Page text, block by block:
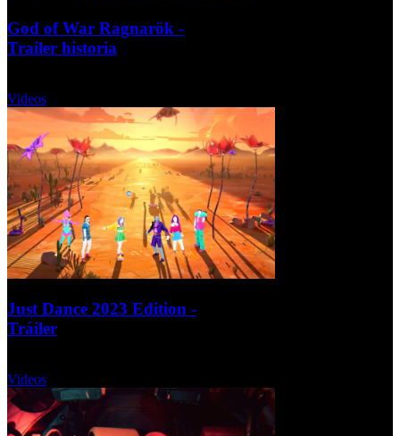
God of War Ragnarök -
Trailer historia
Videos
Just Dance 2023 Edition -
Tráiler
Videos